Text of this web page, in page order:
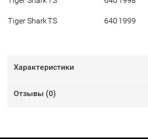
Tiger SharkTS 640 1999
Характеристики
Отзывы (0)